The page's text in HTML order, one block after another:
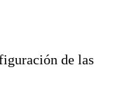
de las